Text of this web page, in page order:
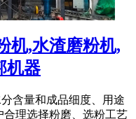
机,水渣磨粉机,
机器
含量和成品细度、用途
理选择粉磨、选粉工艺